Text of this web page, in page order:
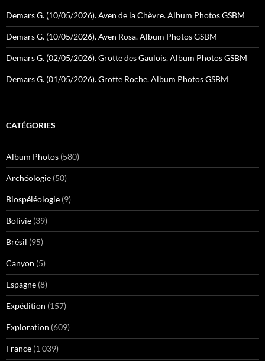
Demars G. (10/05/2026). Aven de la Chèvre. Album Photos GSBM
Demars G. (10/05/2026). Aven Rosa. Album Photos GSBM
Demars G. (02/05/2026). Grotte des Gaulois. Album Photos GSBM
Demars G. (01/05/2026). Grotte Roche. Album Photos GSBM
CATÉGORIES
Album Photos (580)
Archéologie (50)
Biospéléologie (9)
Bolivie (39)
Brésil (95)
Canyon (5)
Espagne (8)
Expédition (157)
Exploration (609)
France (1 039)